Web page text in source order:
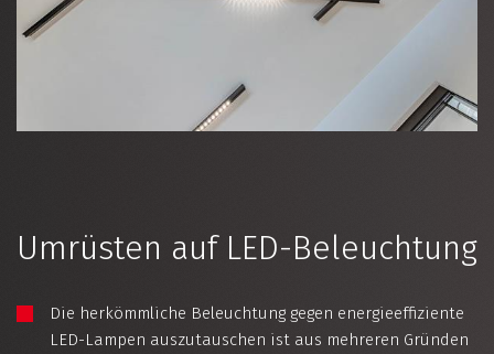
Umrüsten auf LED-Beleuchtung
Die herkömmliche Beleuchtung gegen energieeffiziente
LED-Lampen auszutauschen ist aus mehreren Gründen